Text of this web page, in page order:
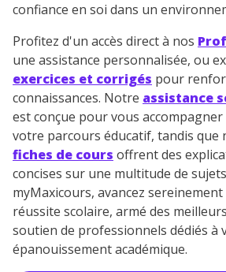
confiance en soi dans un
Profitez d'un accès direct à nos
une assistance personnalisée, ou
exercices et corrigés pour
connaissances. Notre assistance
est conçue pour vous accompagner
votre parcours éducatif, tandis que
fiches de cours offrent des
concises sur une multitude de
myMaxicours, avancez
réussite scolaire, armé des
soutien de professionnels dédiés à
épanouissement académique.